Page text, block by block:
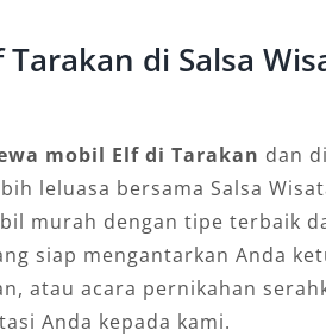
Tarakan di Salsa
mobil Elf di Tarakan dan di
leluasa bersama Salsa
murah dengan tipe terbaik
siap mengantarkan Anda
atau acara pernikahan
Anda kepada kami.